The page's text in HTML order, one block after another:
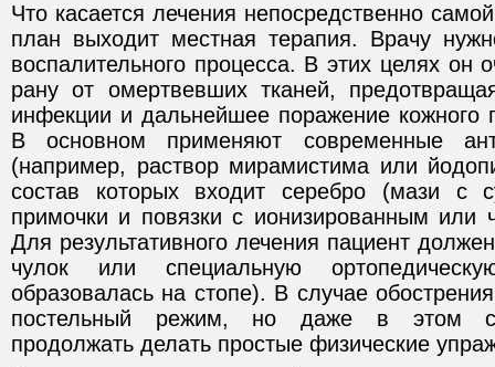
Что касается лечения непосредственно
план выходит местная терапия. Врачу
воспалительного процесса. В этих целях он
рану от омертвевших тканей,
инфекции и дальнейшее поражение кожного
В основном применяют современные
(например, раствор мирамистима или
состав которых входит серебро (мази с
примочки и повязки с ионизированным
Для результативного лечения пациент
чулок или специальную
образовалась на стопе). В случае
постельный режим, но даже в этом
продолжать делать простые физические